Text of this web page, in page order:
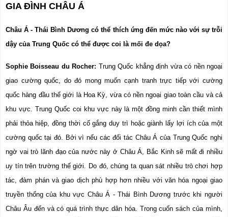
GIA ĐÌNH CHÂU Á
Châu Á - Thái Bình Dương có thể thích ứng đến mức nào với sự trỗi
dậy của Trung Quốc có thể được coi là mối đe dọa?
Sophie Boisseau du Rocher: Trung Quốc khẳng định vừa có nền ngoại
giao cường quốc, do đó mong muốn cạnh tranh trực tiếp với cường
quốc hàng đầu thế giới là Hoa Kỳ, vừa có nền ngoại giao toàn cầu và cả
khu vực. Trung Quốc coi khu vực này là một đồng minh cần thiết mình
phải thỏa hiệp, đồng thời cố gắng duy trì hoặc giành lấy lợi ích của một
cường quốc tại đó. Bởi vì nếu các đối tác Châu Á của Trung Quốc nghi
ngờ vai trò lãnh đạo của nước này ở Châu Á, Bắc Kinh sẽ mất đi nhiều
uy tín trên trường thế giới. Do đó, chúng ta quan sát nhiều trò chơi hợp
tác, đàm phán và giao dịch phù hợp hơn nhiều với văn hóa ngoại giao
truyền thống của khu vực Châu Á - Thái Bình Dương trước khi người
Châu Âu đến và có quá trình thực dân hóa. Trong cuốn sách của mình,